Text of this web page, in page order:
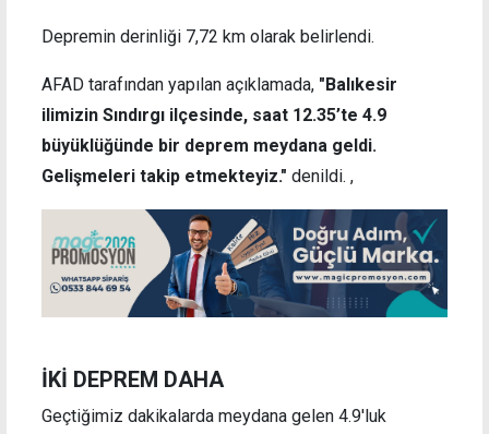
Depremin derinliği 7,72 km olarak belirlendi.
AFAD tarafından yapılan açıklamada, "Balıkesir
ilimizin Sındırgı ilçesinde, saat 12.35’te 4.9
büyüklüğünde bir deprem meydana geldi.
Gelişmeleri takip etmekteyiz." denildi. ,
İKİ DEPREM DAHA
Geçtiğimiz dakikalarda meydana gelen 4.9'luk